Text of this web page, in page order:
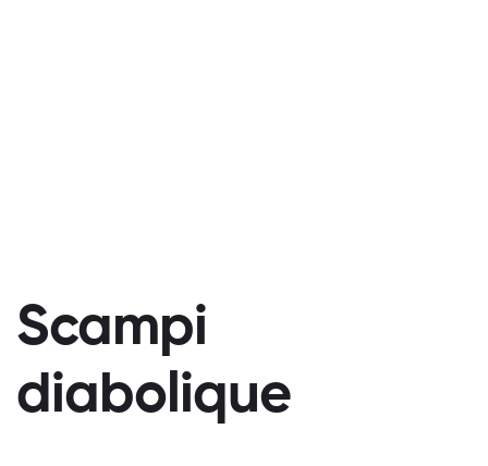
Scampi
diabolique